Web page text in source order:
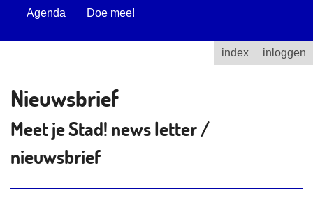
Agenda Doe mee!
index inloggen
Nieuwsbrief
Meet je Stad! news letter /
nieuwsbrief